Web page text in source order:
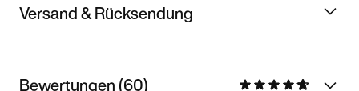
Versand & Rücksendung
Bewertungen (60)